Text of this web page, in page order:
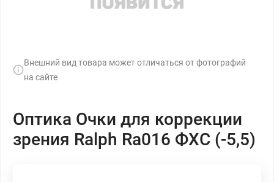
Внешний вид товара может отличаться от фотографий
на сайте
Оптика Очки для коррекции
зрения Ralph Ra016 ФХС (-5,5)